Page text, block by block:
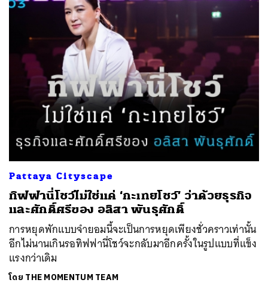
Pattaya Cityscape
ทิฟฟานี่โชว์ไม่ใช่แค่ ‘กะเทยโชว์’ ว่าด้วยธุรกิจ
และศักดิ์ศรีของ อลิสา พันธุศักดิ์
การหยุดพักแบบจำยอมนี้จะเป็นการหยุดเพียงชั่วคราวเท่านั้น
อีกไม่นานเกินรอทิฟฟานี่โชว์จะกลับมาอีกครั้งในรูปแบบที่แข็ง
แรงกว่าเดิม
โดย THE MOMENTUM TEAM